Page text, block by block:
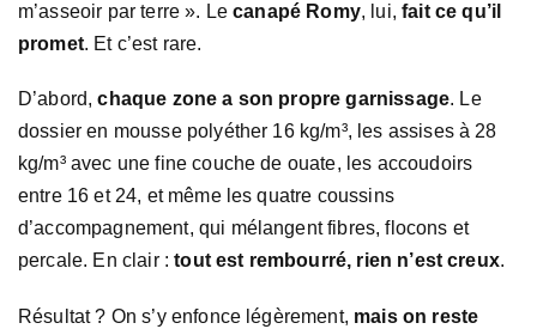
m’asseoir par terre ». Lecanapé Romy, lui,fait ce qu’il
promet. Et c’est rare.
D’abord,chaque zone a son propre garnissage. Le
dossier en mousse polyéther 16 kg/m³, les assises à 28
kg/m³ avec une fine couche de ouate, les accoudoirs
entre 16 et 24, et même les quatre coussins
d’accompagnement, qui mélangent fibres, flocons et
percale. En clair :tout est rembourré, rien n’est creux.
Résultat ? On s’y enfonce légèrement, mais on reste